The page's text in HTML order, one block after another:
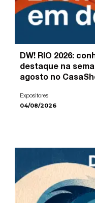
DW! RIO 2026:
destaque na
agosto no
Expositores
04/08/2026